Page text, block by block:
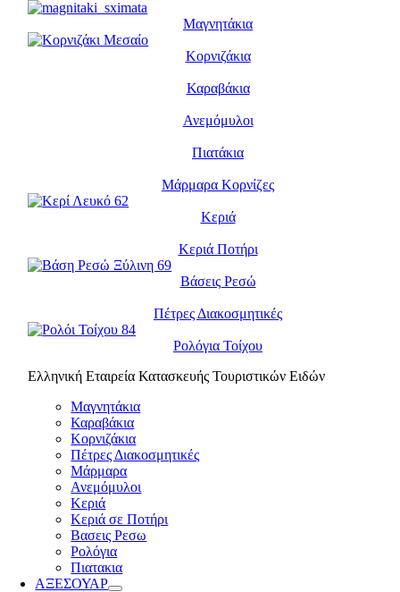
Μαγνητάκια
Κορνιζάκια
Καραβάκια
Ανεμόμυλοι
Πιατάκια
Μάρμαρα Κορνίζες
Κεριά
Κεριά Ποτήρι
Βάσεις Ρεσώ
Πέτρες Διακοσμητικές
Ρολόγια Τοίχου
Ελληνική Εταιρεία Κατασκευής Τουριστικών Ειδών
Μαγνητάκια
Καραβάκια
Κορνιζάκια
Πέτρες Διακοσμητικές
Μάρμαρα
Ανεμόμυλοι
Κεριά
Κεριά σε Ποτήρι
Βασεις Ρεσω
Ρολόγια
Πιατακια
ΑΞΕΣΟΥΑΡ